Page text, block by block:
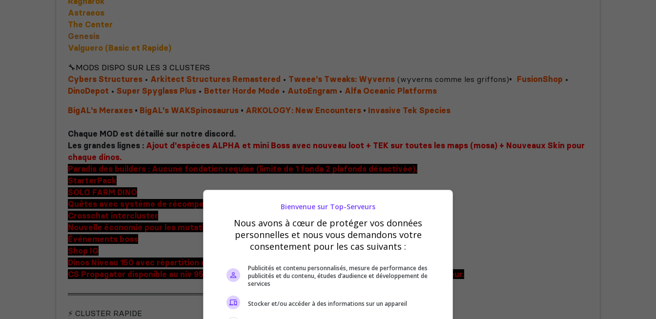
Astraeos
The Center
Genesis
Valguero (Basic et Rapide)
🔧MODS DISPO SUR LES 3 CLUSTERS
Cybers Structures • Arkitect Structures Remastered • Tweee's Tweaks: Wyverns (wyverns comme les griffons)• FusionShop •
DinoDepot • Super Spyglass Plus • Better Horde Mode • AutoEngram • Alfa Oceanic Platforms
BigAL's Meraxes • BigAL's WAKSpinosaurus • ARKOLOGY: New Encounters • Invasive Tek Species
Chaque MOD est détaillé sur notre discord.
Les grandes lignes : Ajout d'espèces ALPHA et mini Boss avec nouveau loot + TEK sur toutes les maps (mosa) + Nouveaux Skin pour
chaque dinos.
Paradis des builders : Aucune fondation requise (limite de 1 fonda 2 plafonds désactivée).
StarterPack
SOLO FARM DINO
Quêtes avec système de récompenses automatiques et classement des joueurs et tribu
Crosschat intercluster
Nouvelle économie pour les mutations
Événements boss
Shop IG
Dinos Niveau 150 avec répartition des niveaux comme Ragnarok sur toutes les maps
CS Propagator disponible au niv 95 sans avoir besoin de faire de boss pour supprimer les lags serveur.
════════════════════════════════
⚡ CLUSTER RAPIDE
Bienvenue sur Top-Serveurs
Nous avons à cœur de protéger vos données
personnelles et nous vous demandons votre
consentement pour les cas suivants :
Publicités et contenu personnalisés, mesure de performance des
publicités et du contenu, études d’audience et développement de
services
Stocker et/ou accéder à des informations sur un appareil